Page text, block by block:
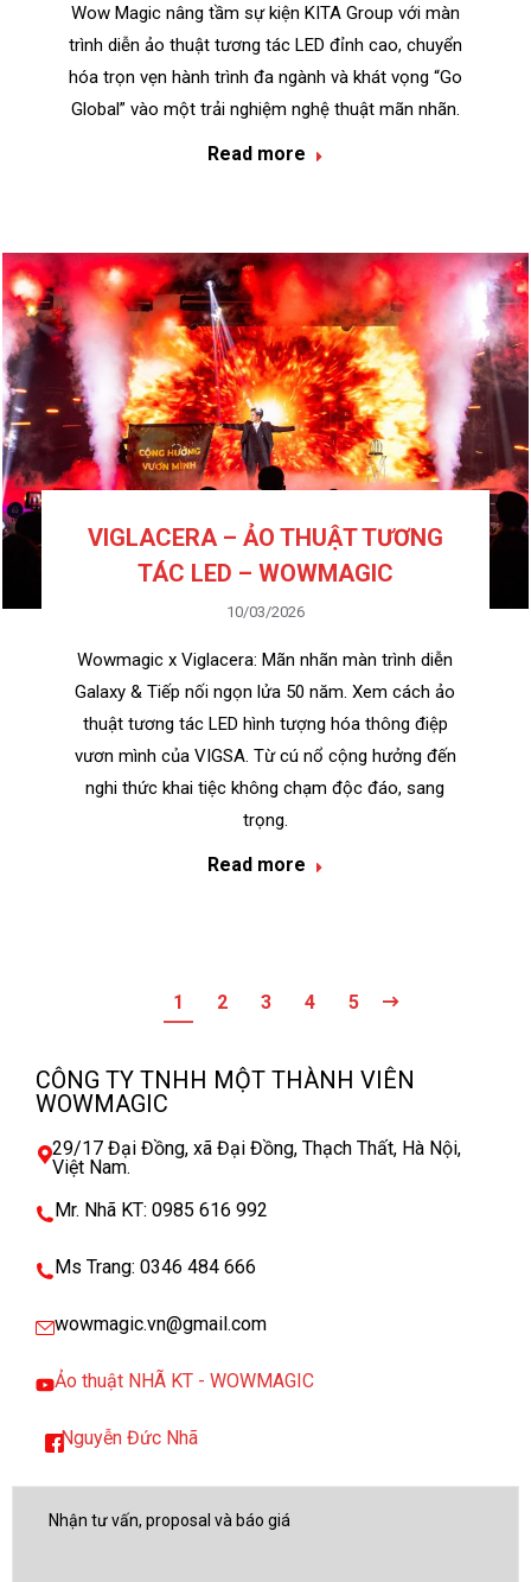
Wow Magic nâng tầm sự kiện KITA Group với màn
trình diễn ảo thuật tương tác LED đỉnh cao, chuyển
hóa trọn vẹn hành trình đa ngành và khát vọng “Go
Global” vào một trải nghiệm nghệ thuật mãn nhãn.
Read more
VIGLACERA – ẢO THUẬT TƯƠNG
TÁC LED – WOWMAGIC
10/03/2026
Wowmagic x Viglacera: Mãn nhãn màn trình diễn
Galaxy & Tiếp nối ngọn lửa 50 năm. Xem cách ảo
thuật tương tác LED hình tượng hóa thông điệp
vươn mình của VIGSA. Từ cú nổ cộng hưởng đến
nghi thức khai tiệc không chạm độc đáo, sang
trọng.
Read more
1 2 3 4 5
CÔNG TY TNHH MỘT THÀNH VIÊN
WOWMAGIC
29/17 Đại Đồng, xã Đại Đồng, Thạch Thất, Hà Nội,
Việt Nam.
Mr. Nhã KT: 0985 616 992
Ms Trang: 0346 484 666
wowmagic.vn@gmail.com
Ảo thuật NHÃ KT - WOWMAGIC
Nguyễn Đức Nhã